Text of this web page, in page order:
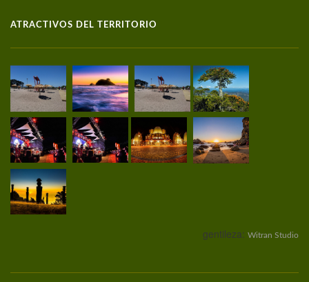
ATRACTIVOS DEL TERRITORIO
gentileza: Witran Studio